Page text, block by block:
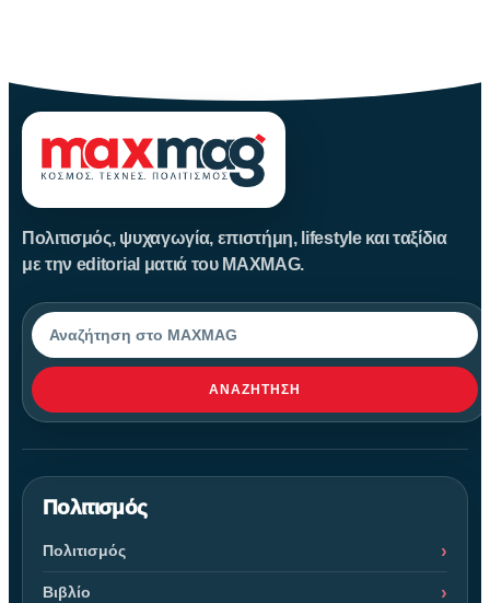
Πολιτισμός, ψυχαγωγία, επιστήμη, lifestyle και ταξίδια
με την editorial ματιά του MAXMAG.
Αναζήτηση
ΑΝΑΖΉΤΗΣΗ
Πολιτισμός
Πολιτισμός
Βιβλίο